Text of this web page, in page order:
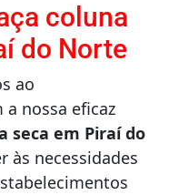
coluna
do Norte
ao
nossa eficaz
seca em Piraí do
às necessidades